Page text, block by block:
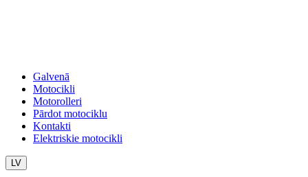
Galvenā
Motocikli
Motorolleri
Pārdot motociklu
Kontakti
Elektriskie motocikli
LV